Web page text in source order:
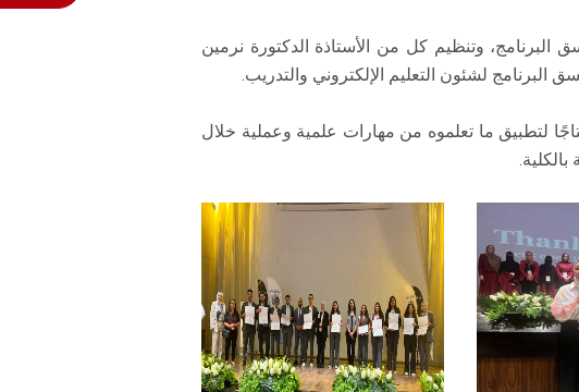
وتنظيم كل من الأستاذة الدكتورة نرمين
البرنامج لشئون التعليم الإلكتروني والتدريب.
والتي تُمثل نتاجًا لتطبيق ما تعلموه من مهارات علمية وعملية خلال